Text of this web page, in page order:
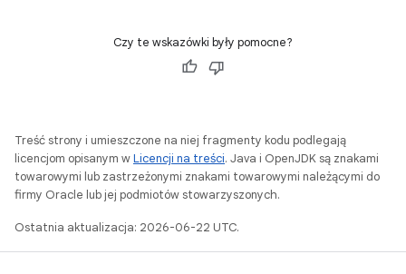
Czy te wskazówki były pomocne?
Treść strony i umieszczone na niej fragmenty kodu podlegają
licencjom opisanym wLicencji na treści. Java i OpenJDK są znakami
towarowymi lub zastrzeżonymi znakami towarowymi należącymi do
firmy Oracle lub jej podmiotów stowarzyszonych.
Ostatnia aktualizacja: 2026-06-22 UTC.